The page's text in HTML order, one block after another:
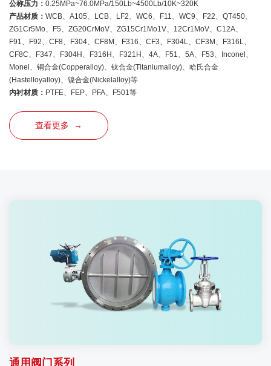
公称压力： 0.25MPa~76.0MPa/150Lb~4500Lb/10K~320K
产品材质： WCB、A105、LCB、LF2、WC6、F11、WC9、F22、QT450、
ZG1Cr5Mo、F5、ZG20CrMoV、ZG15Cr1Mo1V、12Cr1MoV、C12A、
F91、F92、CF8、F304、CF8M、F316、CF3、F304L、CF3M、F316L、
CF8C、F347、F304H、F316H、F321H、4A、F51、5A、F53、Inconel、
Monel、铜合金(Copperalloy)、钛合金(Titaniumalloy)、哈氏合金
(Hastelloyalloy)、镍合金(Nickelalloy)等
内衬材质： PTFE、FEP、PFA、F501等
查看更多 →
通用阀门系列